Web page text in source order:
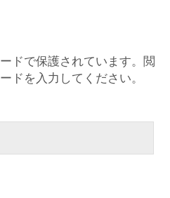
ドで保護されています。閲
ドを入力してください。